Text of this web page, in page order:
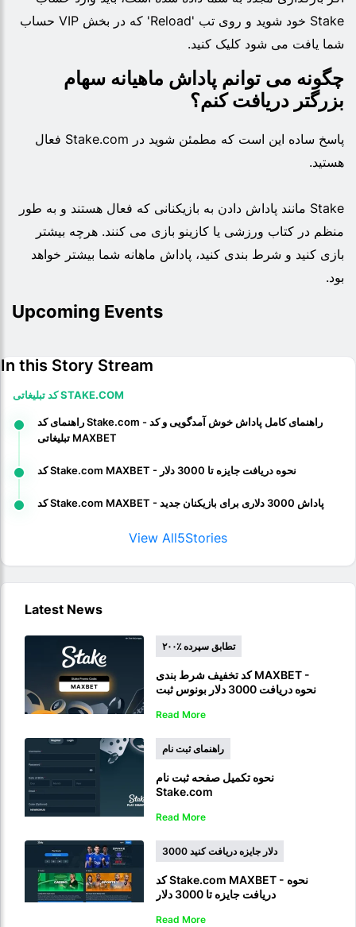
Stake خود شوید و روی تب 'Reload' که در بخش VIP حساب
شما یافت می شود کلیک کنید.
چگونه می توانم پاداش ماهیانه سهام
بزرگتر دریافت کنم؟
پاسخ ساده این است که مطمئن شوید در Stake.com فعال
هستید.
Stake مانند پاداش دادن به بازیکنانی که فعال هستند و به طور
منظم در کتاب ورزشی یا کازینو بازی می کنند. هرچه بیشتر
بازی کنید و شرط بندی کنید، پاداش ماهانه شما بیشتر خواهد
بود.
Upcoming Events
In this Story Stream
کد تبلیغاتی STAKE.COM
راهنمای کد Stake.com - راهنمای کامل پاداش خوش آمدگویی و کد
تبلیغاتی MAXBET
کد Stake.com MAXBET - نحوه دریافت جایزه تا 3000 دلار
کد Stake.com MAXBET - پاداش 3000 دلاری برای بازیکنان جدید
View All5Stories
Latest News
۲۰۰٪ تطابق سپرده
کد تخفیف شرط بندی MAXBET -
نحوه دریافت 3000 دلار بونوس ثبت
Read More
راهنمای ثبت نام
نحوه تکمیل صفحه ثبت نام
Stake.com
Read More
3000 دلار جایزه دریافت کنید
کد Stake.com MAXBET - نحوه
دریافت جایزه تا 3000 دلار
Read More